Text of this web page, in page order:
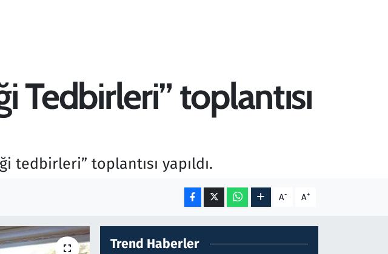
Tedbirleri” toplantısı
tedbirleri” toplantısı yapıldı.
A- A+
Trend Haberler